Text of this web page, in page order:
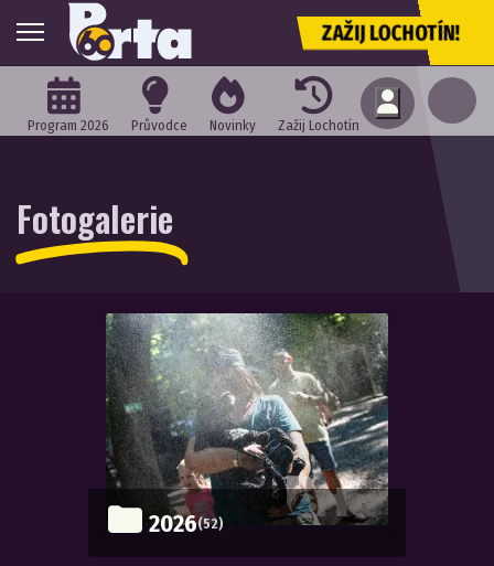
ZAŽIJ LOCHOTÍN!
Program 2026 Průvodce Novinky Zažij Lochotín
Fotogalerie
2026(52)